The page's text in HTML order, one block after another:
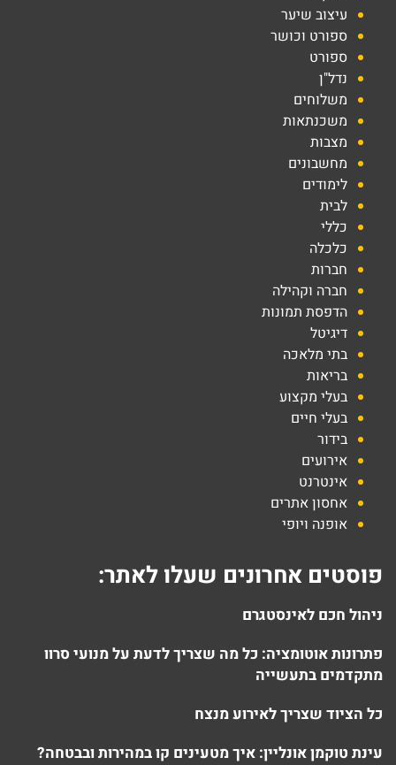
עיצוב שיער
ספורט וכושר
ספורט
נדל"ן
משלוחים
משכנתאות
מצבות
מחשבונים
לימודים
לבית
כללי
כלכלה
חברות
חברה וקהילה
הדפסת תמונות
דיגיטל
בתי מלאכה
בריאות
בעלי מקצוע
בעלי חיים
בידור
אירועים
אינטרנט
אחסון אתרים
אופנה ויופי
פוסטים אחרונים שעלו לאתר:
ניהול חכם לאינסטגרם
פתרונות אוטומציה: כל מה שצריך לדעת על מנועי סרוו
מתקדמים בתעשייה
כל הציוד שצריך לאירוע מנצח
עינת טוקמן אונליין: איך מטעינים קו במהירות ובבטחה?